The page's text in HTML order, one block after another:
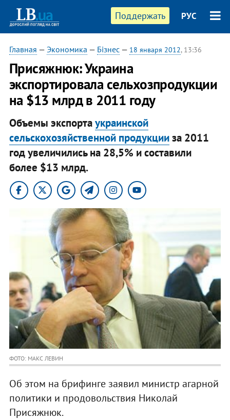
Поддержать РУС
Главная — Экономика — Бізнес— 18 января 2012, 13:36
Присяжнюк: Украина
экспортировала сельхозпродукции
на $13 млрд в 2011 году
Объемы экспортаукраинской
сельскохозяйственной продукцииза 2011
год увеличились на 28,5% и составили
более $13 млрд.
ФОТО: МАКС ЛЕВИН
Об этом на брифинге заявил министр агарной
политики и продовольствия Николай
Присяжнюк.